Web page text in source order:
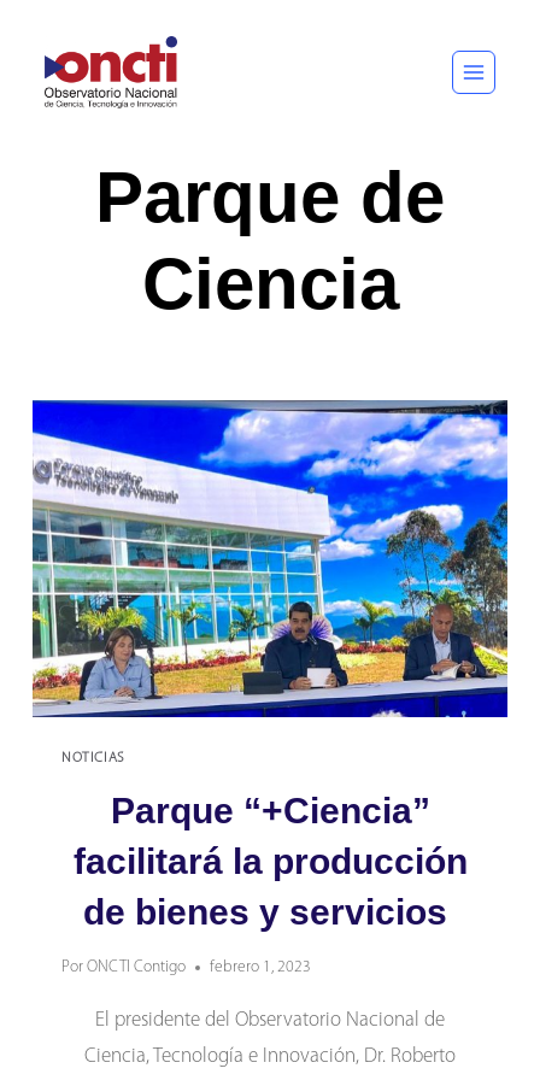
al
contenido
Parque de
Ciencia
NOTICIAS
Parque “+Ciencia”
facilitará la producción
de bienes y servicios
Por ONCTI Contigo febrero 1, 2023
El presidente del Observatorio Nacional de
Ciencia, Tecnología e Innovación, Dr. Roberto